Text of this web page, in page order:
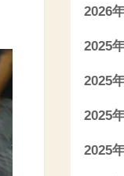
2026
2025
2025
2025
2025